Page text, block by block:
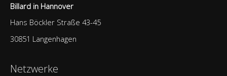
Billard in Hannover
Hans Böckler Straße 43-45
30851 Langenhagen
Netzwerke